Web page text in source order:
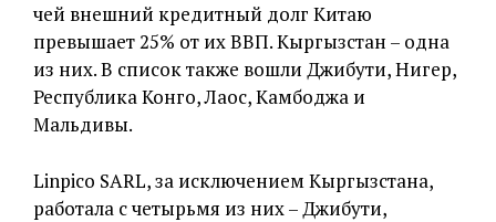
чей внешний кредитный долг Китаю
превышает 25% от их ВВП. Кыргызстан – одна
из них. В список также вошли Джибути, Нигер,
Республика Конго, Лаос, Камбоджа и
Мальдивы.
Linpico SARL, за исключением Кыргызстана,
работала с четырьмя из них – Джибути,